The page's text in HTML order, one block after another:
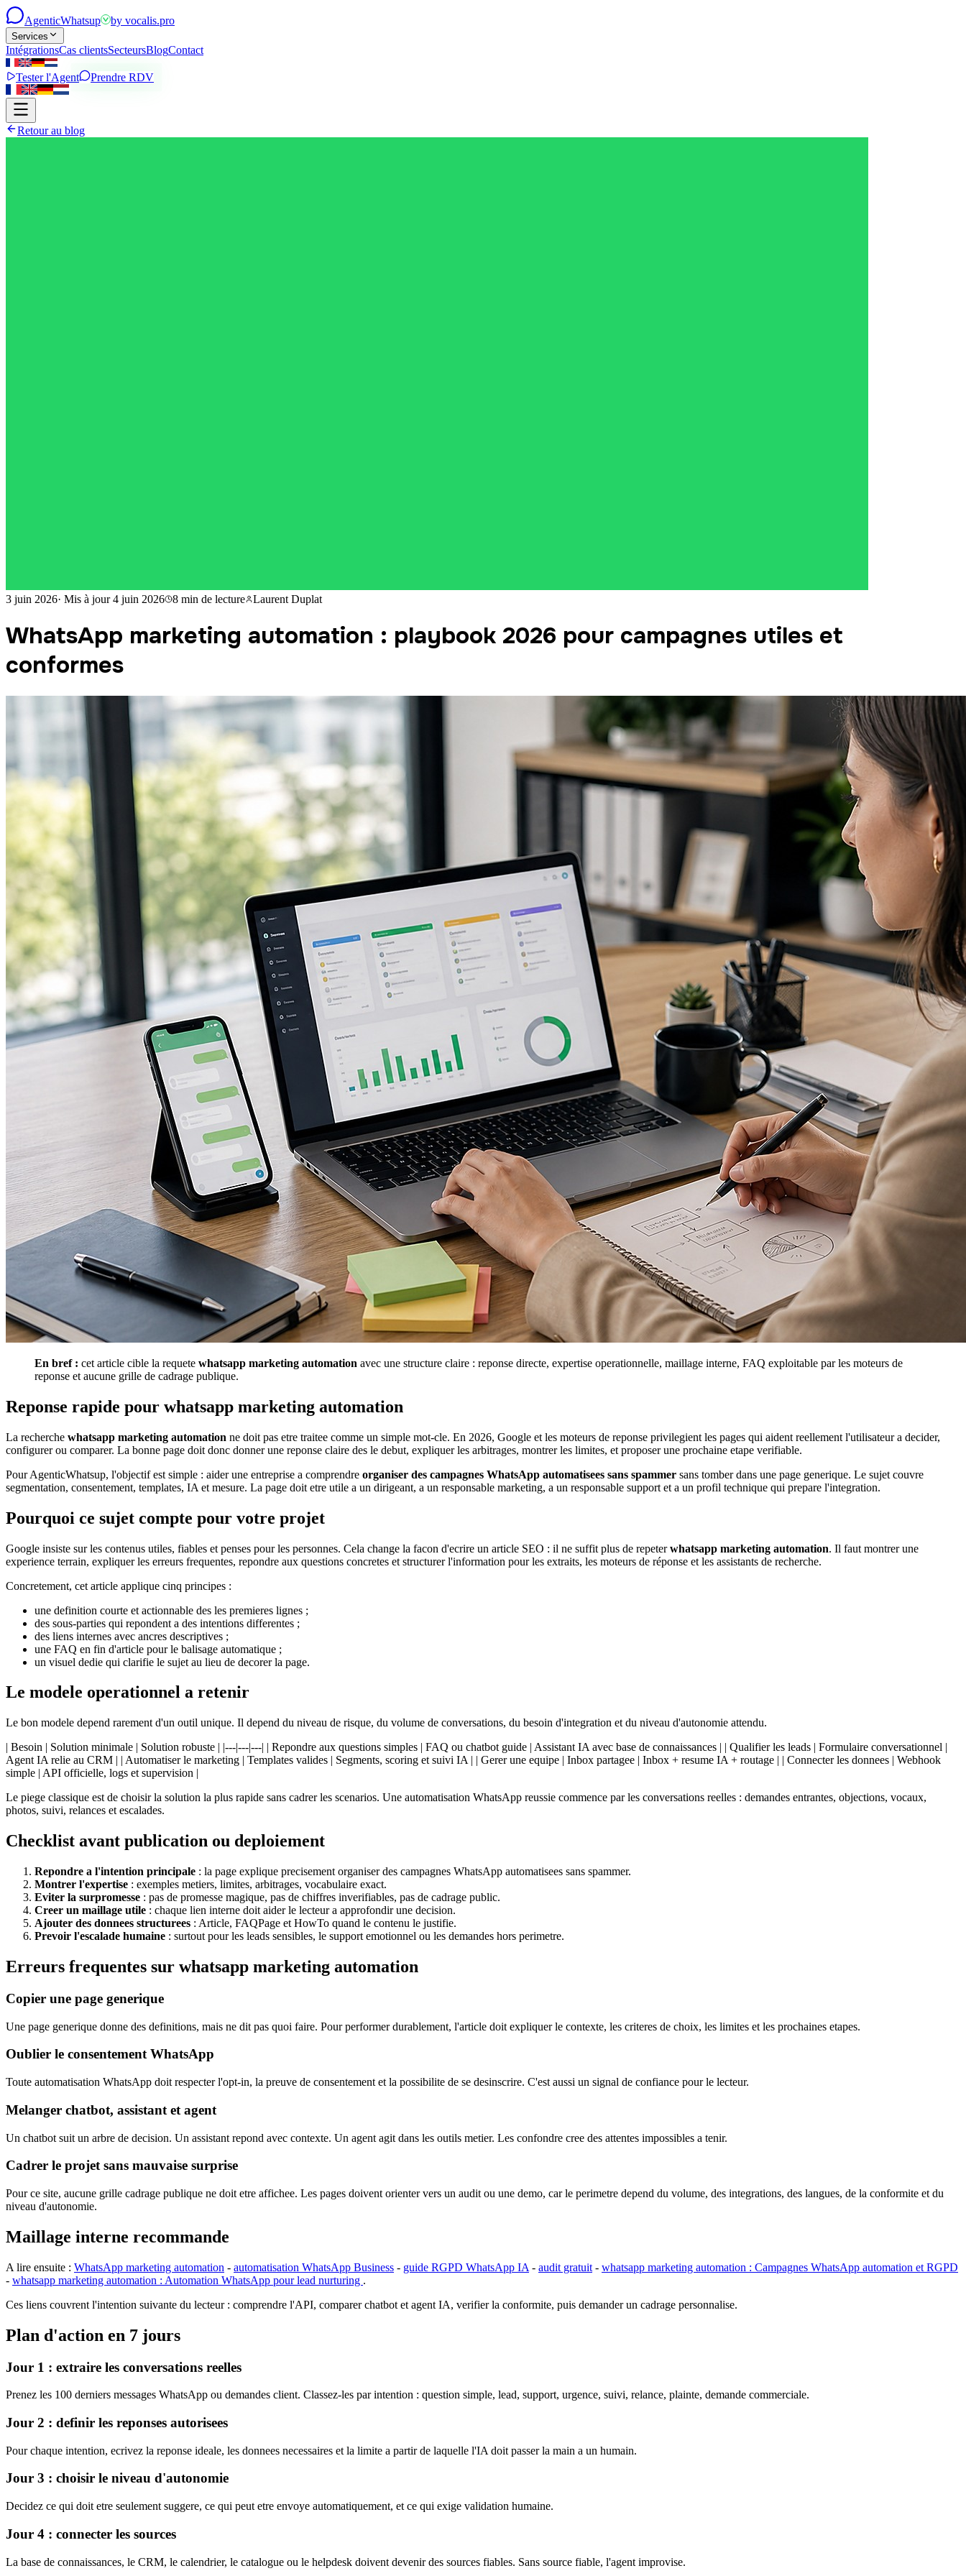
AgenticWhatsup by vocalis.pro
Services
IntégrationsCas clientsSecteursBlogContact
Tester l'Agent Prendre RDV
Retour au blog
3 juin 2026· Mis à jour 4 juin 2026 8 min de lecture Laurent Duplat
WhatsApp marketing automation : playbook 2026 pour campagnes utiles et
conformes
En bref : cet article cible la requete whatsapp marketing automation avec une structure claire : reponse directe, expertise operationnelle, maillage interne, FAQ exploitable par les moteurs de
reponse et aucune grille de cadrage publique.
Reponse rapide pour whatsapp marketing automation
La recherche whatsapp marketing automation ne doit pas etre traitee comme un simple mot-cle. En 2026, Google et les moteurs de reponse privilegient les pages qui aident reellement l'utilisateur a decider,
configurer ou comparer. La bonne page doit donc donner une reponse claire des le debut, expliquer les arbitrages, montrer les limites, et proposer une prochaine etape verifiable.
Pour AgenticWhatsup, l'objectif est simple : aider une entreprise a comprendre organiser des campagnes WhatsApp automatisees sans spammer sans tomber dans une page generique. Le sujet couvre
segmentation, consentement, templates, IA et mesure. La page doit etre utile a un dirigeant, a un responsable marketing, a un responsable support et a un profil technique qui prepare l'integration.
Pourquoi ce sujet compte pour votre projet
Google insiste sur les contenus utiles, fiables et penses pour les personnes. Cela change la facon d'ecrire un article SEO : il ne suffit plus de repeterwhatsapp marketing automation. Il faut montrer une
experience terrain, expliquer les erreurs frequentes, repondre aux questions concretes et structurer l'information pour les extraits, les moteurs de réponse et les assistants de recherche.
Concretement, cet article applique cinq principes :
une definition courte et actionnable des les premieres lignes ;
des sous-parties qui repondent a des intentions differentes ;
des liens internes avec ancres descriptives ;
une FAQ en fin d'article pour le balisage automatique ;
un visuel dedie qui clarifie le sujet au lieu de decorer la page.
Le modele operationnel a retenir
Le bon modele depend rarement d'un outil unique. Il depend du niveau de risque, du volume de conversations, du besoin d'integration et du niveau d'autonomie attendu.
| Besoin | Solution minimale | Solution robuste | |---|---|---| | Repondre aux questions simples | FAQ ou chatbot guide | Assistant IA avec base de connaissances | | Qualifier les leads | Formulaire conversationnel |
Agent IA relie au CRM | | Automatiser le marketing | Templates valides | Segments, scoring et suivi IA | | Gerer une equipe | Inbox partagee | Inbox + resume IA + routage | | Connecter les donnees | Webhook
simple | API officielle, logs et supervision |
Le piege classique est de choisir la solution la plus rapide sans cadrer les scenarios. Une automatisation WhatsApp reussie commence par les conversations reelles : demandes entrantes, objections, vocaux,
photos, suivi, relances et escalades.
Checklist avant publication ou deploiement
Repondre a l'intention principale : la page explique precisement organiser des campagnes WhatsApp automatisees sans spammer.
Montrer l'expertise : exemples metiers, limites, arbitrages, vocabulaire exact.
Eviter la surpromesse : pas de promesse magique, pas de chiffres inverifiables, pas de cadrage public.
Creer un maillage utile : chaque lien interne doit aider le lecteur a approfondir une decision.
Ajouter des donnees structurees : Article, FAQPage et HowTo quand le contenu le justifie.
Prevoir l'escalade humaine : surtout pour les leads sensibles, le support emotionnel ou les demandes hors perimetre.
Erreurs frequentes sur whatsapp marketing automation
Copier une page generique
Une page generique donne des definitions, mais ne dit pas quoi faire. Pour performer durablement, l'article doit expliquer le contexte, les criteres de choix, les limites et les prochaines etapes.
Oublier le consentement WhatsApp
Toute automatisation WhatsApp doit respecter l'opt-in, la preuve de consentement et la possibilite de se desinscrire. C'est aussi un signal de confiance pour le lecteur.
Melanger chatbot, assistant et agent
Un chatbot suit un arbre de decision. Un assistant repond avec contexte. Un agent agit dans les outils metier. Les confondre cree des attentes impossibles a tenir.
Cadrer le projet sans mauvaise surprise
Pour ce site, aucune grille cadrage publique ne doit etre affichee. Les pages doivent orienter vers un audit ou une demo, car le perimetre depend du volume, des integrations, des langues, de la conformite et du
niveau d'autonomie.
Maillage interne recommande
A lire ensuite : WhatsApp marketing automation - automatisation WhatsApp Business - guide RGPD WhatsApp IA - audit gratuit - whatsapp marketing automation : Campagnes WhatsApp automation et RGPD
- whatsapp marketing automation : Automation WhatsApp pour lead nurturing .
Ces liens couvrent l'intention suivante du lecteur : comprendre l'API, comparer chatbot et agent IA, verifier la conformite, puis demander un cadrage personnalise.
Plan d'action en 7 jours
Jour 1 : extraire les conversations reelles
Prenez les 100 derniers messages WhatsApp ou demandes client. Classez-les par intention : question simple, lead, support, urgence, suivi, relance, plainte, demande commerciale.
Jour 2 : definir les reponses autorisees
Pour chaque intention, ecrivez la reponse ideale, les donnees necessaires et la limite a partir de laquelle l'IA doit passer la main a un humain.
Jour 3 : choisir le niveau d'autonomie
Decidez ce qui doit etre seulement suggere, ce qui peut etre envoye automatiquement, et ce qui exige validation humaine.
Jour 4 : connecter les sources
La base de connaissances, le CRM, le calendrier, le catalogue ou le helpdesk doivent devenir des sources fiables. Sans source fiable, l'agent improvise.